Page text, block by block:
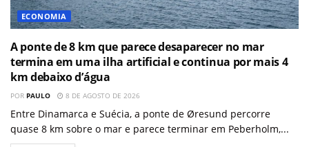
ECONOMIA
A ponte de 8 km que parece desaparecer no mar
termina em uma ilha artificial e continua por mais 4
km debaixo d’água
POR PAULO 8 DE AGOSTO DE 2026
Entre Dinamarca e Suécia, a ponte de Øresund percorre
quase 8 km sobre o mar e parece terminar em Peberholm,...